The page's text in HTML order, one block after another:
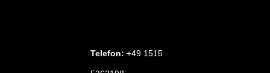
Telefon: +49 1515